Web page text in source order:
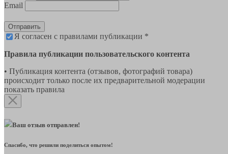
Email
Отправить
Я согласен с правилами публикации *
Правила публикации пользовательского контента
• Публикация контента (отзывов, фотографий товара)
происходит только после их предварительной модерации
показать правила
Ваш отзыв отправлен!
Спасибо, что решили поделиться опытом!